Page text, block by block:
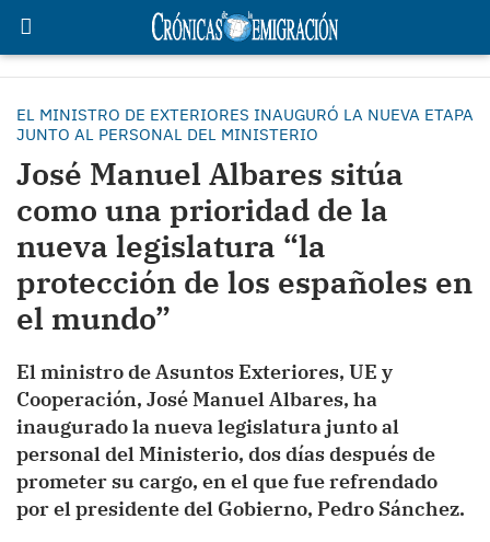
EL MINISTRO DE EXTERIORES INAUGURÓ LA NUEVA ETAPA
JUNTO AL PERSONAL DEL MINISTERIO
José Manuel Albares sitúa
como una prioridad de la
nueva legislatura “la
protección de los españoles en
el mundo”
El ministro de Asuntos Exteriores, UE y
Cooperación, José Manuel Albares, ha
inaugurado la nueva legislatura junto al
personal del Ministerio, dos días después de
prometer su cargo, en el que fue refrendado
por el presidente del Gobierno, Pedro Sánchez.